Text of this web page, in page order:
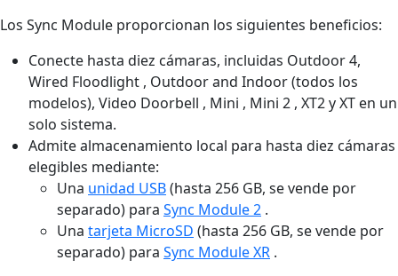
Los Sync Module proporcionan los siguientes beneficios:
Conecte hasta diez cámaras, incluidas Outdoor 4,
Wired Floodlight , Outdoor and Indoor (todos los
modelos), Video Doorbell , Mini , Mini 2 , XT2 y XT en un
solo sistema.
Admite almacenamiento local para hasta diez cámaras
elegibles mediante:
Una unidad USB(hasta 256 GB, se vende por
separado) para Sync Module 2 .
Una tarjeta MicroSD (hasta 256 GB, se vende por
separado) para Sync Module XR .